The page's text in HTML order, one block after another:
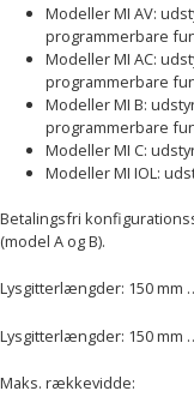
Modeller MI AV:
programmerbare
Modeller MI AC:
programmerbare
Modeller MI B:
programmerbare
Modeller MI C:
Modeller MI IOL:
Betalingsfri
(model A og B).
Lysgitterlængder: 150 mm
Lysgitterlængder: 150 mm
Maks. rækkevidde: